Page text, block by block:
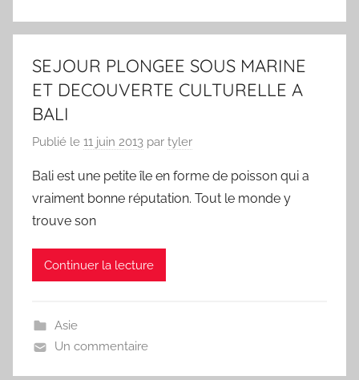
SEJOUR PLONGEE SOUS MARINE
ET DECOUVERTE CULTURELLE A
BALI
Publié le 11 juin 2013 par tyler
Bali est une petite île en forme de poisson qui a
vraiment bonne réputation. Tout le monde y
trouve son
Continuer la lecture
Asie
Un commentaire